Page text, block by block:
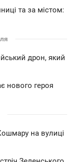
та за містом:
дрон, який
нового героя
на вулиці